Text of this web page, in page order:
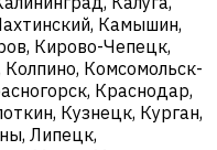
Камышин,
Кирово-Чепецк,
Комсомольск-
Краснодар,
Кузнецк, Курган,
Липецк,